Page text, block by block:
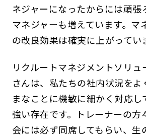
ネジャーになったからには頑張
マネジャーも増えています。マ
の改良効果は確実に上がってい
リクルートマネジメントソリュ
さんは、私たちの社内状況をよ
まなことに機敏に細かく対応し
強い存在です。トレーナーの方
会には必ず同席してもらい、生